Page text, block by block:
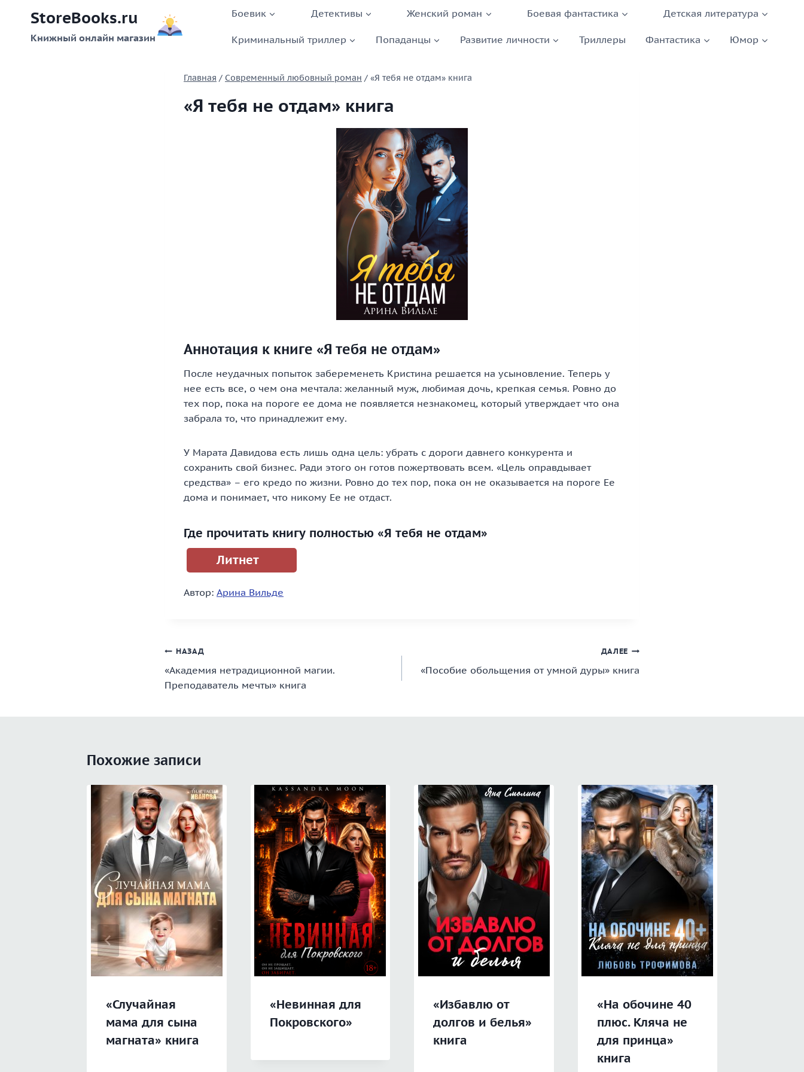
содержимому
StoreBooks.ru
Книжный онлайн магазин
Боевик Детективы Женский роман Боевая фантастика Детская литература
Криминальный триллер Попаданцы Развитие личности Триллеры Фантастика Юмор
Главная / Современный любовный роман / «Я тебя не отдам» книга
«Я тебя не отдам» книга
Аннотация к книге «Я тебя не отдам»
После неудачных попыток забеременеть Кристина решается на усыновление. Теперь у
нее есть все, о чем она мечтала: желанный муж, любимая дочь, крепкая семья. Ровно до
тех пор, пока на пороге ее дома не появляется незнакомец, который утверждает что она
забрала то, что принадлежит ему.
У Марата Давидова есть лишь одна цель: убрать с дороги давнего конкурента и
сохранить свой бизнес. Ради этого он готов пожертвовать всем. «Цель оправдывает
средства» – его кредо по жизни. Ровно до тех пор, пока он не оказывается на пороге Ее
дома и понимает, что никому Ее не отдаст.
Где прочитать книгу полностью «Я тебя не отдам»
Литнет
Автор: Арина Вильде
Навигация
по
записям
НАЗАД
«Академия нетрадиционной магии.
Преподаватель мечты» книга
ДАЛЕЕ
«Пособие обольщения от умной дуры» книга
Похожие записи
«Случайная
мама для сына
магната» книга
«Невинная для
Покровского»
«Избавлю от
долгов и белья»
книга
«На обочине 40
плюс. Кляча не
для принца»
книга